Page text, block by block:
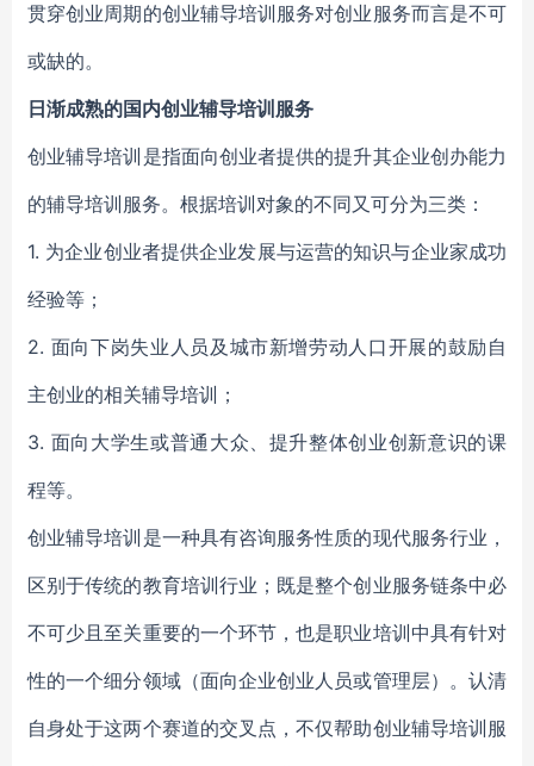
贯穿创业周期的创业辅导培训服务对创业服务而言是不可
或缺的。
日渐成熟的国内创业辅导培训服务
创业辅导培训是指面向创业者提供的提升其企业创办能力
的辅导培训服务。根据培训对象的不同又可分为三类：
1. 为企业创业者提供企业发展与运营的知识与企业家成功
经验等；
2. 面向下岗失业人员及城市新增劳动人口开展的鼓励自
主创业的相关辅导培训；
3. 面向大学生或普通大众、提升整体创业创新意识的课
程等。
创业辅导培训是一种具有咨询服务性质的现代服务行业，
区别于传统的教育培训行业；既是整个创业服务链条中必
不可少且至关重要的一个环节，也是职业培训中具有针对
性的一个细分领域（面向企业创业人员或管理层）。认清
自身处于这两个赛道的交叉点，不仅帮助创业辅导培训服